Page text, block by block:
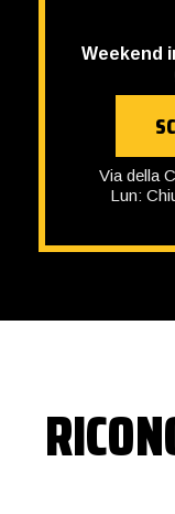
Corso del
Lun:
18:30–22:00
Weekend
Via della
Lun: